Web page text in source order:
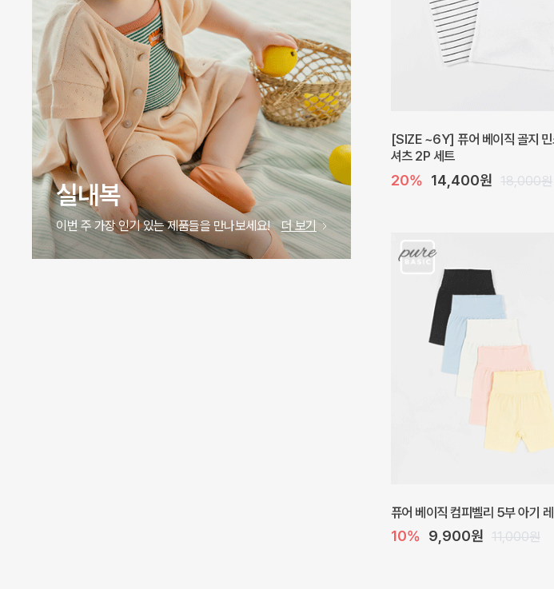
원피스
이번 주 가장 인기 있는 제품들을 만나보세요! 더 보기
캐더린 뷔스티에 미니 아기 원피스
10% 24,300원
40% 22,200원 37,000원